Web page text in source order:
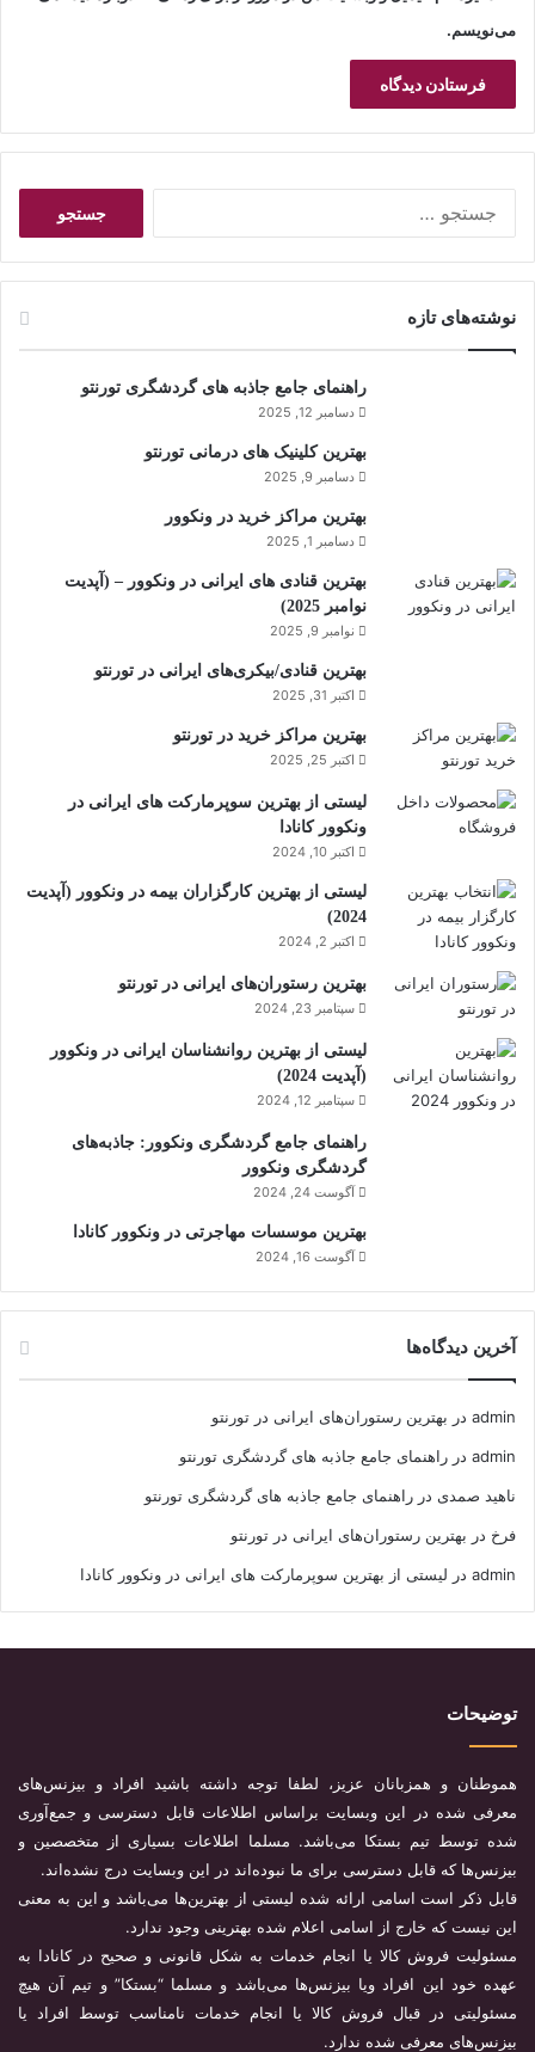
می‌نویسم.
ر
ا
ی
نوشته‌های تازه
راهنمای جامع جاذبه های گردشگری تورنتو
دسامبر 12, 2025
بهترین کلینیک های درمانی تورنتو
دسامبر 9, 2025
بهترین مراکز خرید در ونکوور
دسامبر 1, 2025
بهترین قنادی های ایرانی در ونکوور – (آپدیت
نوامبر 2025)
نوامبر 9, 2025
بهترین قنادی/بیکری‌های ایرانی در تورنتو
اکتبر 31, 2025
بهترین مراکز خرید در تورنتو
اکتبر 25, 2025
لیستی از بهترین سوپرمارکت های ایرانی در
ونکوور کانادا
اکتبر 10, 2024
لیستی از بهترین کارگزاران بیمه در ونکوور (آپدیت
2024)
اکتبر 2, 2024
بهترین رستوران‌های ایرانی در تورنتو
سپتامبر 23, 2024
لیستی از بهترین روانشناسان ایرانی در ونکوور
(آپدیت 2024)
سپتامبر 12, 2024
راهنمای جامع گردشگری ونکوور: جاذبه‌های
گردشگری ونکوور
آگوست 24, 2024
بهترین موسسات مهاجرتی در ونکوور کانادا
آگوست 16, 2024
آخرین دیدگاه‌ها
admin در بهترین رستوران‌های ایرانی در تورنتو
admin در راهنمای جامع جاذبه های گردشگری تورنتو
ناهید صمدی در راهنمای جامع جاذبه های گردشگری تورنتو
فرخ در بهترین رستوران‌های ایرانی در تورنتو
admin در لیستی از بهترین سوپرمارکت های ایرانی در ونکوور کانادا
توضیحات
هموطنان و همزبانان عزیز، لطفا توجه داشته باشید افراد و بیزنس‌های
معرفی شده در این وبسایت براساس اطلاعات قابل دسترسی و جمع‌آوری
شده توسط تیم بستکا می‌باشد. مسلما اطلاعات بسیاری از متخصصین و
بیزنس‌ها که قابل دسترسی برای ما نبوده‌اند در این وبسایت درج نشده‌اند.
قابل ذکر است اسامی ارائه شده لیستی از بهترین‌ها می‌باشد و این به معنی
این نیست که خارج از اسامی اعلام شده بهترینی وجود ندارد.
مسئولیت فروش کالا یا انجام خدمات به شکل قانونی و صحیح در کانادا به
عهده خود این افراد ویا بیزنس‌ها می‌باشد و مسلما “بستکا” و تیم آن هیچ
مسئولیتی در قبال فروش کالا یا انجام خدمات نامناسب توسط افراد یا
بیزنس‌های معرفی شده ندارد.